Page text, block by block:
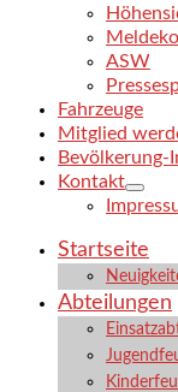
ASW
Fahrzeuge
Mitglied
Kontakt
Startseite
Abteilungen